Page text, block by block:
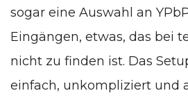
sogar eine Auswahl an
Eingängen, etwas, das bei
nicht zu finden ist. Das
einfach, unkompliziert und